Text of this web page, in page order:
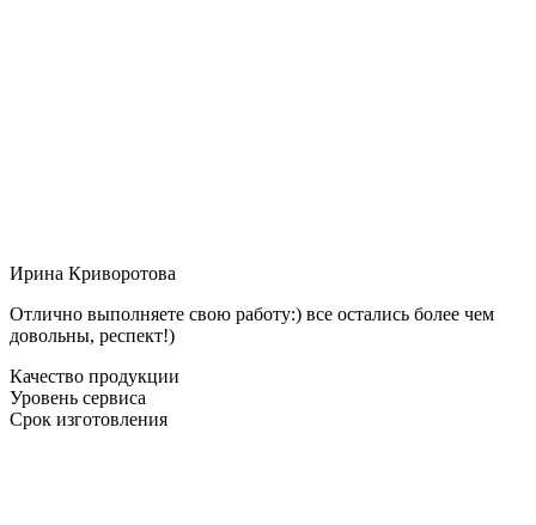
Ирина Криворотова
Отлично выполняете свою работу:) все остались более чем
довольны, респект!)
Качество продукции
Уровень сервиса
Срок изготовления